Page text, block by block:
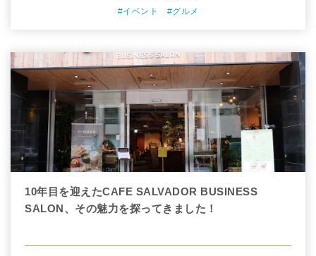
#イベント
#グルメ
10年目を迎えたCAFE SALVADOR BUSINESS
SALON、その魅力を探ってきました！